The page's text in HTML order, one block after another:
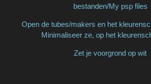
bestanden/My psp files
Open de tubes/makers en het
Minimaliseer ze, op het
Zet je voorgrond op wit